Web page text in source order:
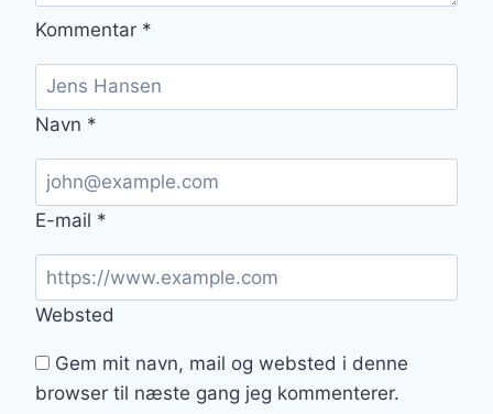
Kommentar *
Navn *
E-mail *
Websted
Gem mit navn, mail og websted i denne
browser til næste gang jeg kommenterer.